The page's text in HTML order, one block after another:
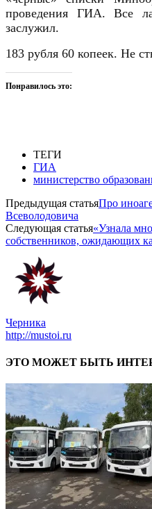
проведения ГИА. Все
заслужил.
183 рубля 60 копеек. Не
Понравилось это:
ТЕГИ
ГИА
министерство
Предыдущая статьяПро
Всеволодовича
Следующая статья«Узнала
собственников, ожидающих
Черника
http://mustoi.ru
ЭТО МОЖЕТ БЫТЬ